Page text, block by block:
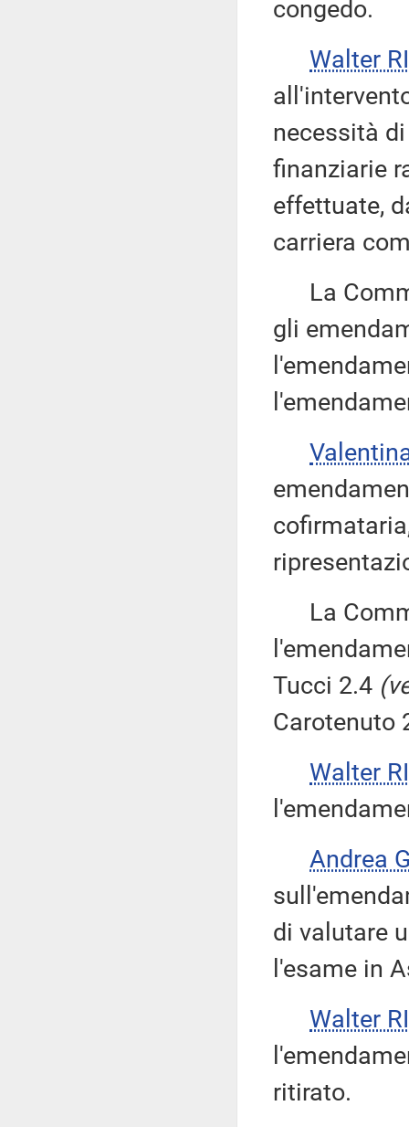
congedo.
Walter
necessità
finanziarie
effettuate,
carriera
La
gli
La
Tucci 2.4
Carotenuto
Walter
Andrea
di valutare
l'esame in
Walter
ritirato.